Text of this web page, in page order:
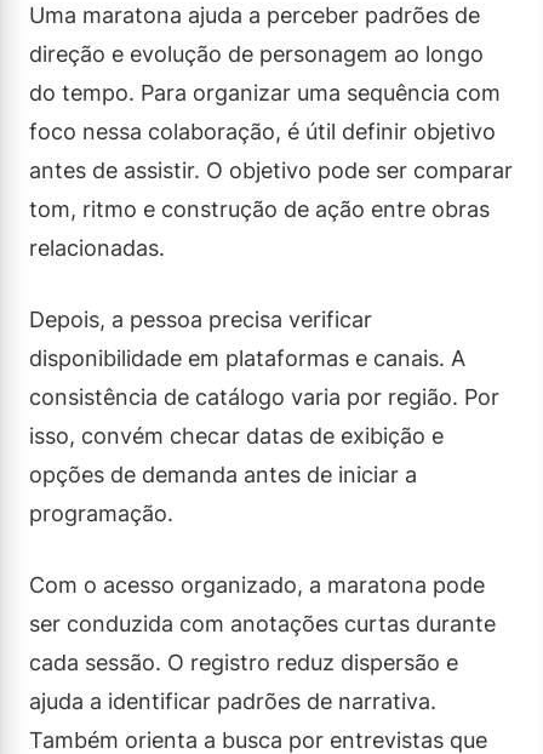
Uma maratona ajuda a perceber padrões de
direção e evolução de personagem ao longo
do tempo. Para organizar uma sequência com
foco nessa colaboração, é útil definir objetivo
antes de assistir. O objetivo pode ser comparar
tom, ritmo e construção de ação entre obras
relacionadas.
Depois, a pessoa precisa verificar
disponibilidade em plataformas e canais. A
consistência de catálogo varia por região. Por
isso, convém checar datas de exibição e
opções de demanda antes de iniciar a
programação.
Com o acesso organizado, a maratona pode
ser conduzida com anotações curtas durante
cada sessão. O registro reduz dispersão e
ajuda a identificar padrões de narrativa.
Também orienta a busca por entrevistas que